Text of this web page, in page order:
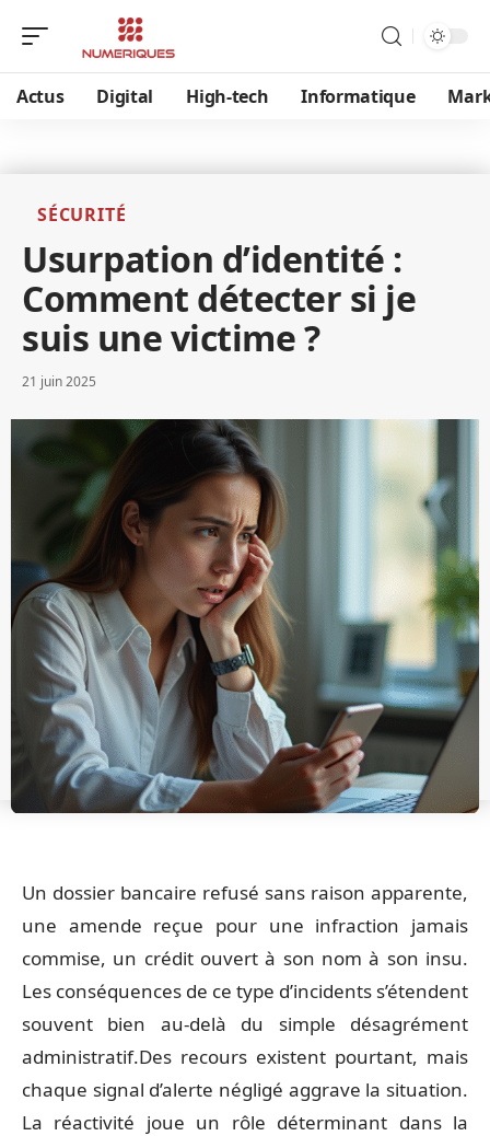
Actus Digital High-tech Informatique
SÉCURITÉ
Usurpation d’identité :
Comment détecter si je
suis une victime ?
21 juin 2025
Un dossier bancaire refusé sans raison apparente,
une amende reçue pour une infraction jamais
commise, un crédit ouvert à son nom à son insu.
Les conséquences de ce type d’incidents s’étendent
souvent bien au-delà du simple désagrément
administratif.Des recours existent pourtant, mais
chaque signal d’alerte négligé aggrave la situation.
La réactivité joue un rôle déterminant dans la